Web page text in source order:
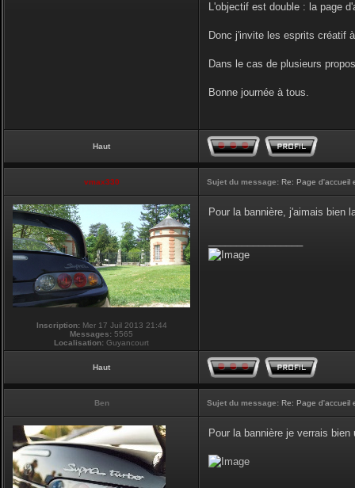
L'objectif est double : la page
Donc j'invite les esprits créatif
Dans le cas de plusieurs
Bonne journée à tous.
Haut
vmax330 Sujet du message: Re: Page d'accueil
Inscription:Mer 17 Juil 2013 21:44
Messages: 5565
Localisation: Guyancourt
Pour la bannière, j'aimais bien
Haut
Ben Sujet du message: Re: Page d'accueil
Pour la bannière je verrais